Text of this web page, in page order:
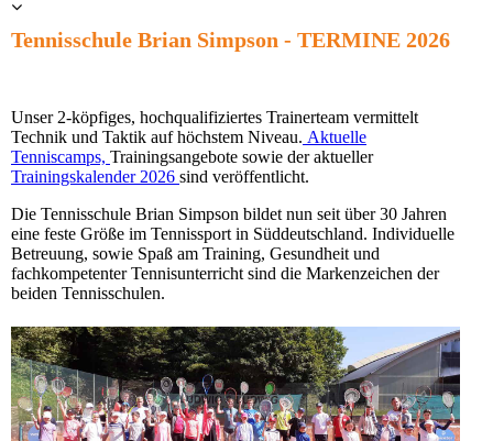
Tennisschule Brian Simpson - TERMINE 2026
Unser 2-köpfiges, hochqualifiziertes Trainerteam vermittelt
Technik und Taktik auf höchstem Niveau. Aktuelle
Tenniscamps, Trainingsangebote sowie der aktueller
Trainingskalender 2026 sind veröffentlicht.
Die Tennisschule Brian Simpson bildet nun seit über 30 Jahren
eine feste Größe im Tennissport in Süddeutschland. Individuelle
Betreuung, sowie Spaß am Training, Gesundheit und
fachkompetenter Tennisunterricht sind die Markenzeichen der
beiden Tennisschulen.